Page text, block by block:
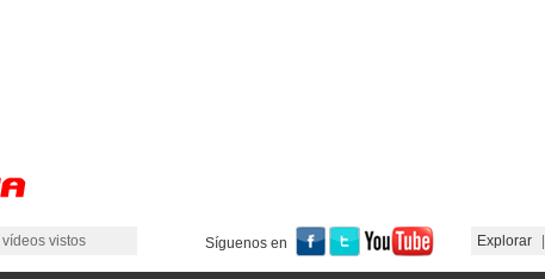
vídeos vistos Síguenos en Explorar